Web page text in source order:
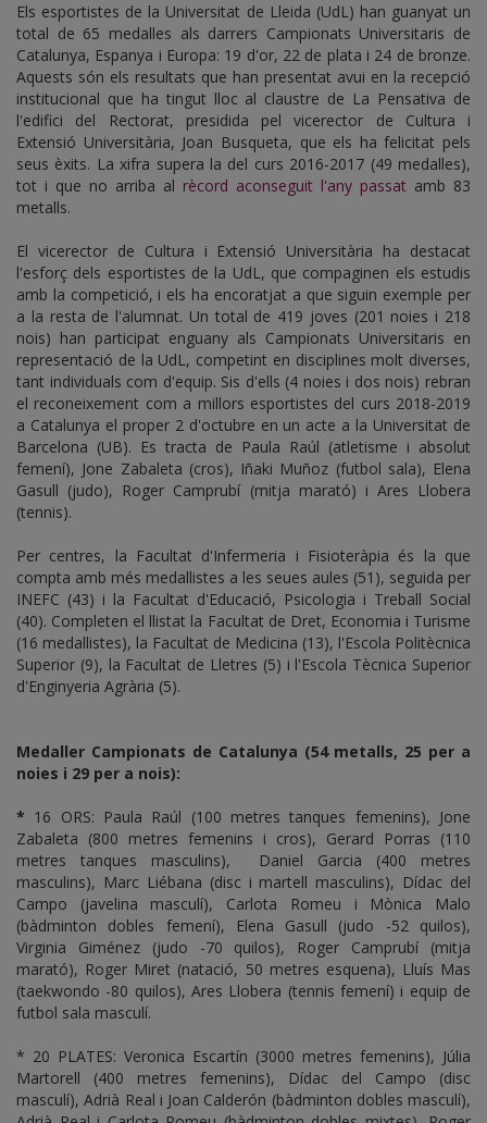
Els esportistes de la Universitat de Lleida (UdL) han guanyat un
total de 65 medalles als darrers Campionats Universitaris de
Catalunya, Espanya i Europa: 19 d'or, 22 de plata i 24 de bronze.
Aquests són els resultats que han presentat avui en la recepció
institucional que ha tingut lloc al claustre de La Pensativa de
l'edifici del Rectorat, presidida pel vicerector de Cultura i
Extensió Universitària, Joan Busqueta, que els ha felicitat pels
seus èxits. La xifra supera la del curs 2016-2017 (49 medalles),
tot i que no arriba al rècord aconseguit l'any passat amb 83
metalls.
El vicerector de Cultura i Extensió Universitària ha destacat
l'esforç dels esportistes de la UdL, que compaginen els estudis
amb la competició, i els ha encoratjat a que siguin exemple per
a la resta de l'alumnat. Un total de 419 joves (201 noies i 218
nois) han participat enguany als Campionats Universitaris en
representació de la UdL, competint en disciplines molt diverses,
tant individuals com d'equip. Sis d'ells (4 noies i dos nois) rebran
el reconeixement com a millors esportistes del curs 2018-2019
a Catalunya el proper 2 d'octubre en un acte a la Universitat de
Barcelona (UB). Es tracta de Paula Raúl (atletisme i absolut
femení), Jone Zabaleta (cros), Iñaki Muñoz (futbol sala), Elena
Gasull (judo), Roger Camprubí (mitja marató) i Ares Llobera
(tennis).
Per centres, la Facultat d'Infermeria i Fisioteràpia és la que
compta amb més medallistes a les seues aules (51), seguida per
INEFC (43) i la Facultat d'Educació, Psicologia i Treball Social
(40). Completen el llistat la Facultat de Dret, Economia i Turisme
(16 medallistes), la Facultat de Medicina (13), l'Escola Politècnica
Superior (9), la Facultat de Lletres (5) i l'Escola Tècnica Superior
d'Enginyeria Agrària (5).
Medaller Campionats de Catalunya (54 metalls, 25 per a
noies i 29 per a nois):
* 16 ORS: Paula Raúl (100 metres tanques femenins), Jone
Zabaleta (800 metres femenins i cros), Gerard Porras (110
metres tanques masculins), Daniel Garcia (400 metres
masculins), Marc Liébana (disc i martell masculins), Dídac del
Campo (javelina masculí), Carlota Romeu i Mònica Malo
(bàdminton dobles femení), Elena Gasull (judo -52 quilos),
Virginia Giménez (judo -70 quilos), Roger Camprubí (mitja
marató), Roger Miret (natació, 50 metres esquena), Lluís Mas
(taekwondo -80 quilos), Ares Llobera (tennis femení) i equip de
futbol sala masculí.
* 20 PLATES: Veronica Escartín (3000 metres femenins), Júlia
Martorell (400 metres femenins), Dídac del Campo (disc
masculí), Adrià Real i Joan Calderón (bàdminton dobles masculí),